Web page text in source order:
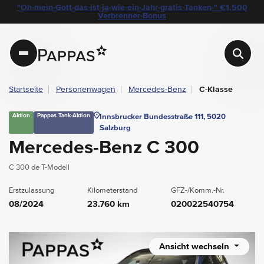
Navigation überspringen
Zum Hauptcontent
Zur Hauptnavigation springen
layout.table-of-content
Technische Daten
Fahrzeugausstattung
Aktionen
Leasing
Standort & Ansprechpartner
Garantie
Ihre Vorteile auf einen Blick
Das könnte Sie auch interessieren
Angebote & Aktionen bei Pappas
"Oh-mein-Gott-das-ist-ja-wie-ein-Jahr-gratis-Tanken-" €1.500
Verbrenner-Bonus
Pappas
Startseite Personenwagen Mercedes-Benz C-Klasse
Aktion Pappas Tank-Aktion
Innsbrucker Bundesstraße 111, 5020
Salzburg
Mercedes-Benz C 300
C 300 de T-Modell
Erstzulassung
08/2024
Kilometerstand
23.760 km
GFZ-/Komm.-Nr.
020022540754
Ansicht wechseln